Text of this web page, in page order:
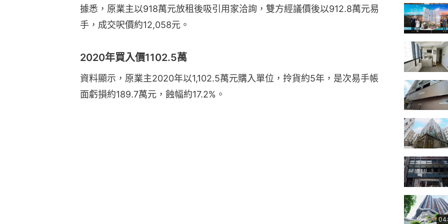
據悉，原業主以918萬元放租後吸引用家洽詢，雙方經議價後以912.8萬元易
手，成交呎價約12,058元。
2020年買入價1102.5萬
資料顯示，原業主2020年以1,102.5萬元購入單位，拎貨約5年，是次易手帳
面虧損約189.7萬元，蝕幅約17.2%。